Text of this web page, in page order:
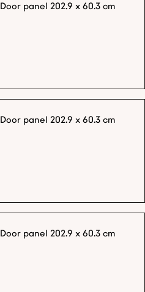
Door panel 202.9 x 60.3 cm
Door panel 202.9 x 60.3 cm
Door panel 202.9 x 60.3 cm